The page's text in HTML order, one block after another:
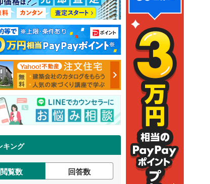
キング
閲覧数 回答数